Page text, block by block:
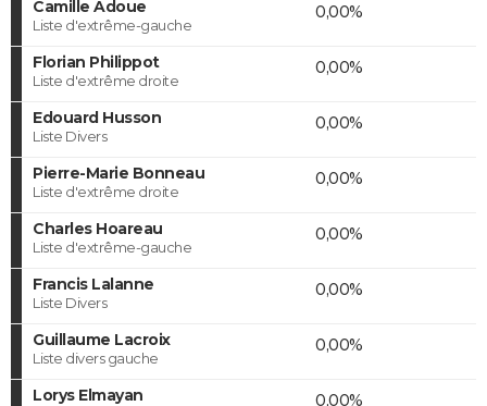
Camille Adoue
Liste d'extrême-gauche
0,00%
Florian Philippot
Liste d'extrême droite
0,00%
Edouard Husson
Liste Divers
0,00%
Pierre-Marie Bonneau
Liste d'extrême droite
0,00%
Charles Hoareau
Liste d'extrême-gauche
0,00%
Francis Lalanne
Liste Divers
0,00%
Guillaume Lacroix
Liste divers gauche
0,00%
Lorys Elmayan 0,00%